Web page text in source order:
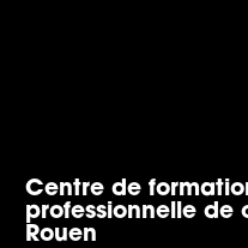
Centre de
professionnelle de
Rouen